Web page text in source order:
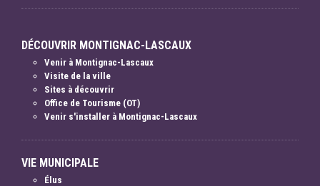
DÉCOUVRIR MONTIGNAC-LASCAUX
Venir à Montignac-Lascaux
Visite de la ville
Sites à découvrir
Office de Tourisme (OT)
Venir s'installer à Montignac-Lascaux
VIE MUNICIPALE
Élus